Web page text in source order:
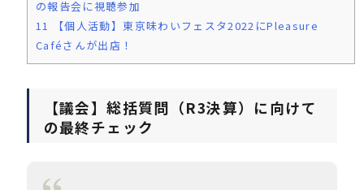
の報告会に視聴参加
11
【個人活動】東京味わいフェスタ2022にPleasure
Caféさんが出店！
【議会】総括質問（R3決算）に向けて
の最終チェック